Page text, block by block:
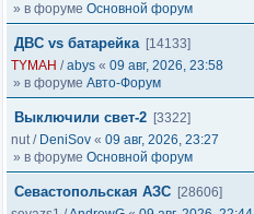
» в форуме Основной форум
ДВС vs батарейка [14133]
TYMAH /abys « 09 авг, 2026, 23:58
» в форуме Авто-Форум
Выключили свет-2 [3322]
nut/ DeniSov « 09 авг, 2026, 23:27
» в форуме Основной форум
Севастопольская АЗС [28606]